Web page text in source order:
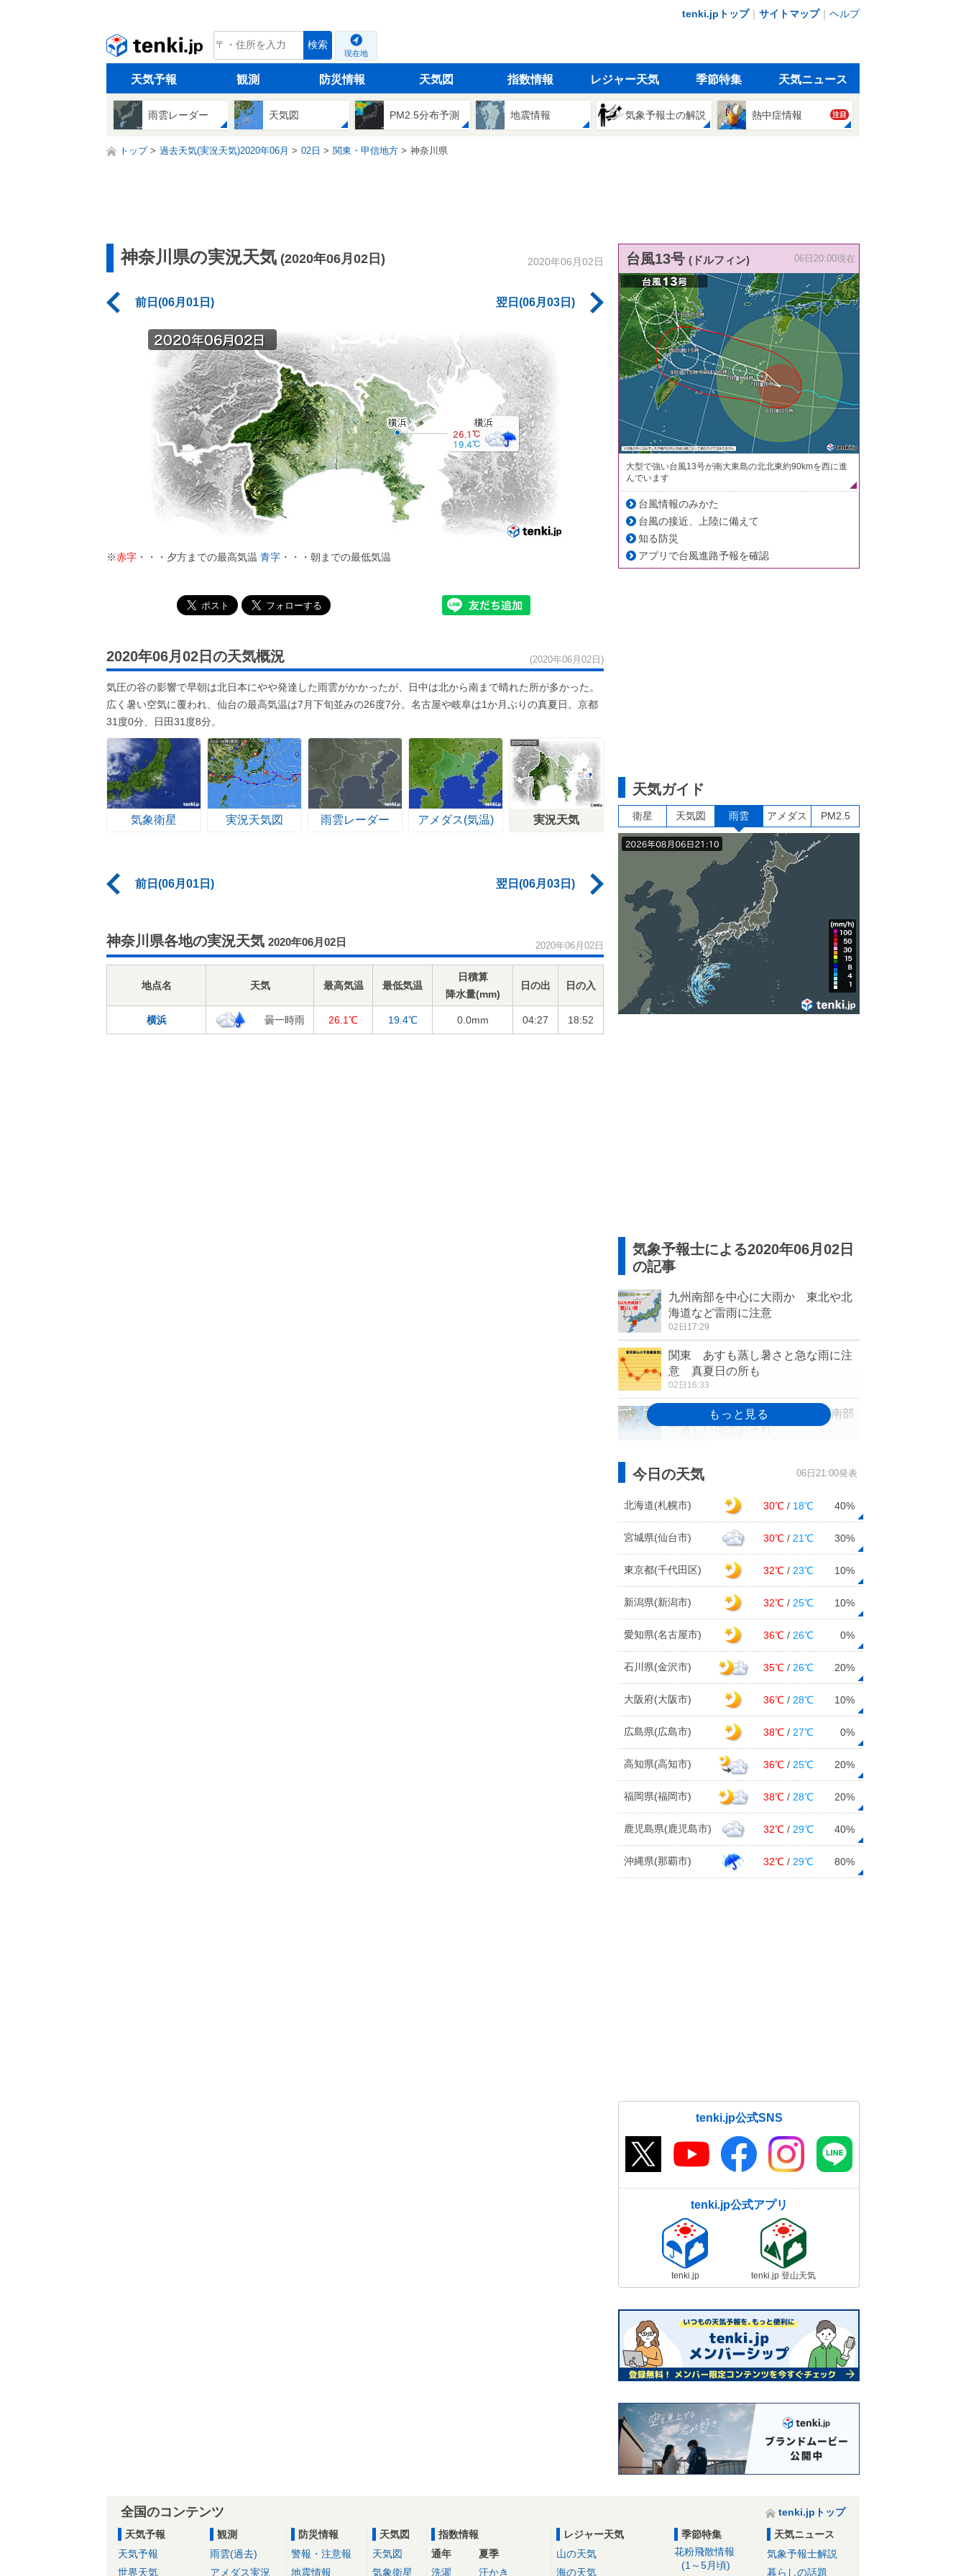
tenki.jpトップ｜ サイトマップ｜ ヘルプ
tenki.jp 検索
現在地
天気予報 観測 防災情報 天気図 指数情報 レジャー天気 季節特集 天気ニュース
雨雲レーダー 天気図 PM2.5分布予測 地震情報 気象予報士の解説 熱中症情報 注目
トップ 過去天気(実況天気)2020年06月 02日 関東・甲信地方 神奈川県
神奈川県の実況天気 (2020年06月02日) 2020年06月02日
前日(06月01日) 翌日(06月03日)
※赤字 ・・・夕方までの最高気温 青字 ・・・朝までの最低気温
2020年06月02日の天気概況 (2020年06月02日)
気圧の谷の影響で早朝は北日本にやや発達した雨雲がかかったが、日中は北から南まで晴れた所が多かった。
広く暑い空気に覆われ、仙台の最高気温は7月下旬並みの26度7分。名古屋や岐阜は1か月ぶりの真夏日。京都
31度0分、日田31度8分。
気象衛星 実況天気図 雨雲レーダー アメダス(気温) 実況天気
前日(06月01日) 翌日(06月03日)
神奈川県各地の実況天気 2020年06月02日 2020年06月02日
地点名 天気 最高気温 最低気温
日積算
降水量(mm)
日の出 日の入
横浜 曇一時雨 26.1℃ 19.4℃ 0.0mm 04:27 18:52
台風13号 (ドルフィン) 06日20:00現在
大型で強い台風13号が南大東島の北北東約90kmを西に進
んでいます
台風情報のみかた
台風の接近、上陸に備えて
知る防災
アプリで台風進路予報を確認
天気ガイド
衛星 天気図 雨雲 アメダス PM2.5
気象予報士による2020年06月02日
の記事
九州南部を中心に大雨か 東北や北
海道など雷雨に注意
02日17:29
関東 あすも蒸し暑さと急な雨に注
意 真夏日の所も
02日16:33
3日～4日 梅雨前線北上 九州南部
で激しい雨のおそれ
名古屋で気温30度以上 1か月ぶり
02日15:32
四国 晴れマークずらり! 梅雨の晴
れ間いつまで? 次いつ雨?
今夜も「きぼう(ISS)」がみえる 北
ほど観察のチャンスあり
02日12:43
近畿 梅雨の入り口まだ見えず
02日12:22
週間 梅雨前線いったん北上 雨の
季節が近づく所も
02日12:09
2日 お帰り時間の傘予報 北海道や
関東は所々で雨や雷雨
02日09:59
2日 晴れる所が多い 関東周辺 落
雷、竜巻、ヒョウなど激しい現象も
今日の天気 06日21:00発表
北海道(札幌市) 30℃ / 18℃ 40%
宮城県(仙台市) 30℃ / 21℃ 30%
東京都(千代田区) 32℃ / 23℃ 10%
新潟県(新潟市) 32℃ / 25℃ 10%
愛知県(名古屋市) 36℃ / 26℃ 0%
石川県(金沢市) 35℃ / 26℃ 20%
大阪府(大阪市) 36℃ / 28℃ 10%
広島県(広島市) 38℃ / 27℃ 0%
高知県(高知市) 36℃ / 25℃ 20%
福岡県(福岡市) 38℃ / 28℃ 20%
鹿児島県(鹿児島市) 32℃ / 29℃ 40%
沖縄県(那覇市) 32℃ / 29℃ 80%
tenki.jp公式SNS
tenki.jp公式アプリ
tenki.jp tenki.jp 登山天気
全国のコンテンツ
tenki.jpトップ
天気予報
天気予報
世界天気
観測
雨雲(過去)
アメダス実況
防災情報
警報・注意報
地震情報
天気図
天気図
気象衛星
指数情報
通年
洗濯
夏季
汗かき
レジャー天気
山の天気
海の天気
季節特集
花粉飛散情報
(1～5月頃)
天気ニュース
気象予報士解説
暮らしの話題